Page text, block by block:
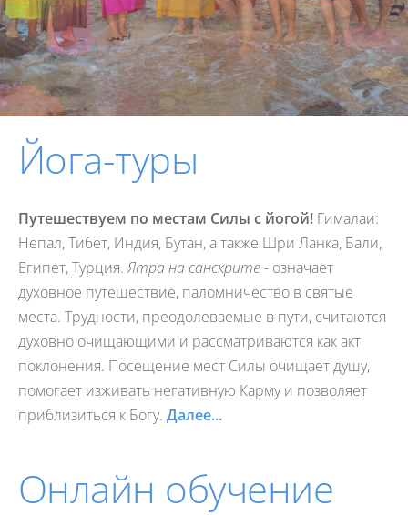
Йога-туры
Путешествуем по местам Силы с йогой! Гималаи:
Непал, Тибет, Индия, Бутан, а также Шри Ланка, Бали,
Египет, Турция. Ятра на санскрите- означает
духовное путешествие, паломничество в святые
места. Трудности, преодолеваемые в пути, считаются
духовно очищающими и рассматриваются как акт
поклонения. Посещение мест Силы очищает душу,
помогает изживать негативную Карму и позволяет
приблизиться к Богу. Далее...
Онлайн обучение